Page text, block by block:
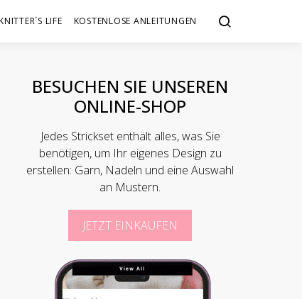
LIFE KOSTENLOSE ANLEITUNGEN
BESUCHEN SIE UNSEREN
ONLINE-SHOP
Jedes Strickset enthält alles, was Sie
benötigen, um Ihr eigenes Design zu
erstellen: Garn, Nadeln und eine Auswahl
an Mustern.
JETZT EINKAUFEN